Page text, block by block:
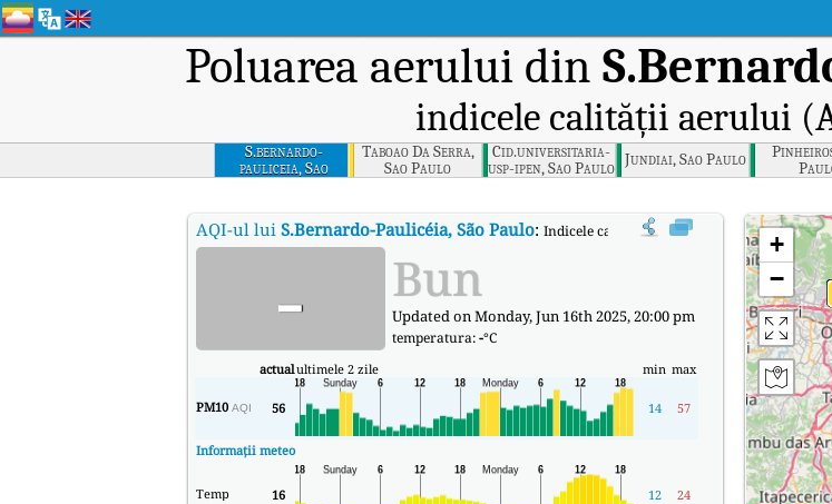
Poluarea aerului din
indicele calității aerului
S.bernardo-
pauliceia, Sao
Paulo
Taboao Da Serra,
Sao Paulo
Cid.universitaria-
usp-ipen, Sao Paulo Jundiai, Sao Paulo
AQI-ul lui S.Bernardo-Paulicéia, São Paulo: Indicele calității aerului (AQI) în timp real al
- Bun
Updated on Monday, Jun 16th 2025, 20:00 pm
temperatura:-°C
actualultimele 2 zile min max
PM10 AQI 56 14 57
Informații meteo
Temp 16 12 24
+
−